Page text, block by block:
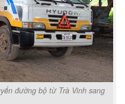
đường bộ từ Trà Vinh sang